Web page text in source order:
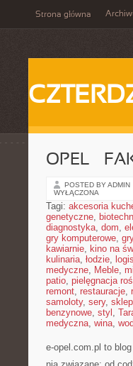
Strona główna
OPEL –
POSTED BY ADMIN
WYŁĄCZONA
Tagi: akcesoria
genetyczne,
diagnostyka, dom,
gry komputerowe,
kawiarnie, kino na
kulinaria, łodzie,
medyczne, Meble,
patio, pielęgnacja
remont, restauracje,
samoloty, sery,
benzynowe, styl ,
medyczna, wina,
e-opel.com.pl to